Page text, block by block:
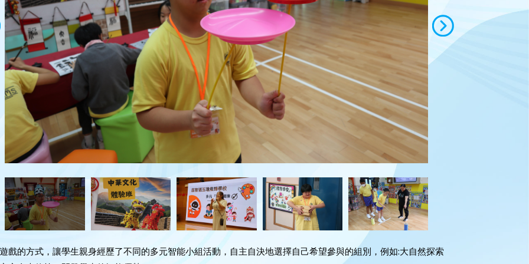
戲的方式，讓學生親身經歷了不同的多元智能小組活動，自主自決地選擇自己希望參與的組別，例如:大自然探索